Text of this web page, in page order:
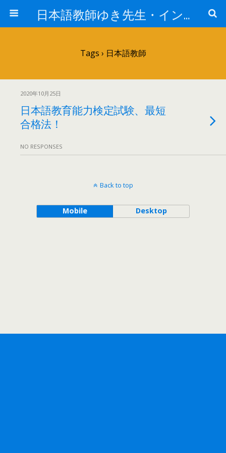
日本語教師ゆき先生・インド人の取扱説明書
Tags › 日本語教師
2020年10月25日
日本語教育能力検定試験、最短
合格法！
NO RESPONSES
Back to top
Mobile Desktop